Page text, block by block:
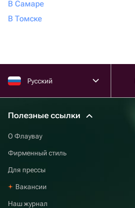
В Самаре
В Томске
Русский
Полезные ссылки
О Флаувау
Фирменный стиль
Для прессы
Вакансии
Наш журнал